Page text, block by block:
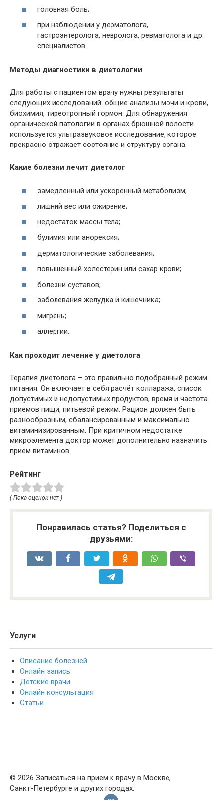
головная боль;
при наблюдении у дерматолога,
гастроэнтеролога, невролога, ревматолога и др.
специалистов.
Методы диагностики в диетологии
Для работы с пациентом врачу нужны результаты
следующих исследований: общие анализы мочи и крови,
биохимия, тиреотропный гормон. Для обнаружения
органической патологии в органах брюшной полости
используется ультразвуковое исследование, которое
прекрасно отражает состояние и структуру органа.
Какие болезни лечит диетолог
замедленный или ускоренный метаболизм;
лишний вес или ожирение;
недостаток массы тела;
булимия или анорексия;
дерматологические заболевания;
повышенный холестерин или сахар крови;
болезни суставов;
заболевания желудка и кишечника;
мигрень;
аллергии.
Как проходит лечение у диетолога
Терапия диетолога – это правильно подобранный режим
питания. Он включает в себя расчёт коллаража, список
допустимых и недопустимых продуктов, время и частота
приемов пищи, питьевой режим. Рацион должен быть
разнообразным, сбалансированным и максимально
витаминизированным. При критичном недостатке
микроэлемента доктор может дополнительно назначить
прием витаминов.
Рейтинг
( Пока оценок нет )
Понравилась статья? Поделиться с
друзьями:
Услуги
Описание болезней
Онлайн запись
Детские врачи
Онлайн консультация
Статьи
© 2026 Записаться на прием к врачу в Москве,
Санкт-Петербурге и других городах.